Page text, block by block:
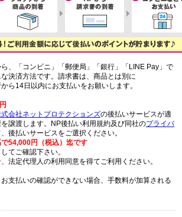
、「コンビニ」「郵便局」「銀行」「LINE Pay」で
決済方法です。請求書は、商品とは別に
ら14日以内にお支払いをお願いします。
会社ネットプロテクションズの後払いサービスが適
譲渡します。NP後払い利用規約及び同社のプライバ
後払いサービスをご選択ください。
54,000円（税込）迄です
てご確認下さい。
法定代理人の利用同意を得てご利用ください。
支払いの確認ができない場合、手数料が加算される